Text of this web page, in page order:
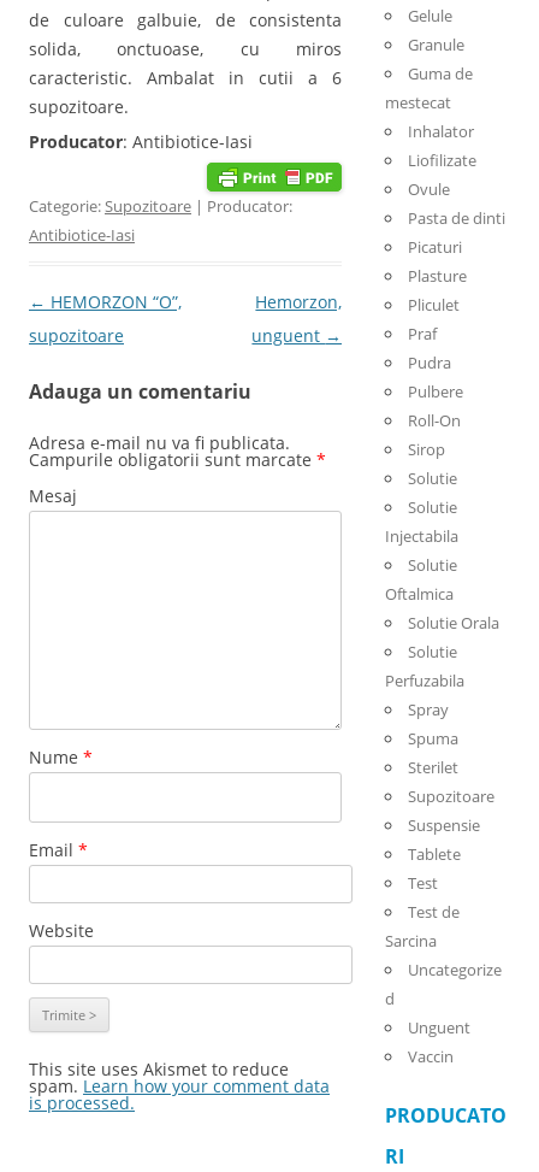
de culoare galbuie, de consistenta
solida, onctuoase, cu miros
caracteristic. Ambalat in cutii a 6
supozitoare.
Producator: Antibiotice-Iasi
Categorie:Supozitoare | Producator:
Antibiotice-Iasi
Post navigation
← HEMORZON “O”,
supozitoare
Hemorzon,
unguent →
Adauga un comentariu
Adresa e-mail nu va fi publicata.
Campurile obligatorii sunt marcate *
Mesaj
Nume *
Email *
Website
This site uses Akismet to reduce
spam. Learn how your comment data
is processed.
Gelule
Granule
Guma de
mestecat
Inhalator
Liofilizate
Ovule
Pasta de dinti
Picaturi
Plasture
Pliculet
Praf
Pudra
Pulbere
Roll-On
Sirop
Solutie
Solutie
Injectabila
Solutie
Oftalmica
Solutie Orala
Solutie
Perfuzabila
Spray
Spuma
Sterilet
Supozitoare
Suspensie
Tablete
Test
Test de
Sarcina
Uncategorize
d
Unguent
Vaccin
PRODUCATO
RI